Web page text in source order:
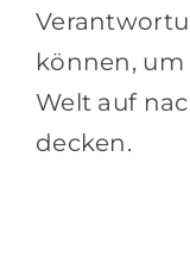
können,
Welt auf
decken.